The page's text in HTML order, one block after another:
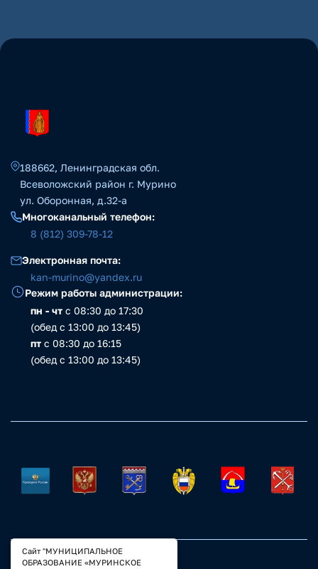
188662, Ленинградская обл.
Всеволожский район г. Мурино
ул. Оборонная, д.32-а
Многоканальный телефон:
8 (812) 309-78-12
Электронная почта:
kan-murino@yandex.ru
Режим работы администрации:
пн - чт с 08:30 до 17:30
(обед с 13:00 до 13:45)
пт с 08:30 до 16:15
(обед с 13:00 до 13:45)
Сайт "МУНИЦИПАЛЬНОЕ
ОБРАЗОВАНИЕ «МУРИНСКОЕ